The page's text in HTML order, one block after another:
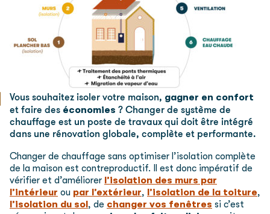
Vous souhaitez isoler votre maison, gagner en confort
et faire des économies ? Changer de système de
chauffage est un poste de travaux qui doit être intégré
dans une rénovation globale, complète et performante.
Changer de chauffage sans optimiser l’isolation complète
de la maison est contreproductif. Il est donc impératif de
vérifier et d’améliorer l’isolation des murs par
l’intérieur ou par l’extérieur, l’isolation de la toiture,
l’isolation du sol, de changer vos fenêtres si c’est